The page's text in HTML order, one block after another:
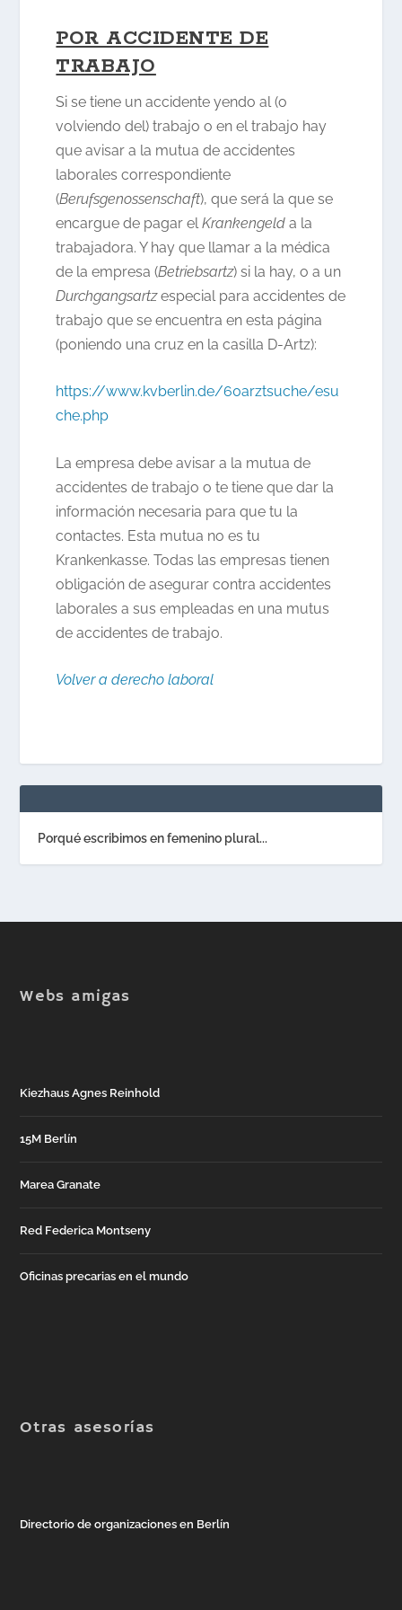
POR ACCIDENTE DE
TRABAJO
Si se tiene un accidente yendo al (o
volviendo del) trabajo o en el trabajo hay
que avisar a la mutua de accidentes
laborales correspondiente
(Berufsgenossenschaft), que será la que se
encargue de pagar elKrankengeld a la
trabajadora. Y hay que llamar a la médica
de la empresa (Betriebsartz) si la hay, o a un
Durchgangsartzespecial para accidentes de
trabajo que se encuentra en esta página
(poniendo una cruz en la casilla D-Artz):
https://www.kvberlin.de/60arztsuche/esu
che.php
La empresa debe avisar a la mutua de
accidentes de trabajo o te tiene que dar la
información necesaria para que tu la
contactes. Esta mutua no es tu
Krankenkasse. Todas las empresas tienen
obligación de asegurar contra accidentes
laborales a sus empleadas en una mutus
de accidentes de trabajo.
Volver a derecho laboral
Porqué escribimos en femenino plural...
Webs amigas
Kiezhaus Agnes Reinhold
15M Berlín
Marea Granate
Red Federica Montseny
Oficinas precarias en el mundo
Otras asesorías
Directorio de organizaciones en Berlín